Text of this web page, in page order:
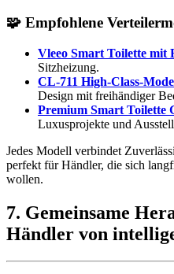
🧩 Empfohlene
Vleeo Smart Toilette mit
Sitzheizung.
CL-711 High-Class-
Design mit freihändiger
Premium Smart Toilette
Luxusprojekte und
Jedes Modell verbindet
perfekt für Händler, die sich
wollen.
7. Gemeinsame
Händler von